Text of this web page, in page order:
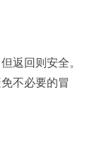
返回则安全。
不必要的冒